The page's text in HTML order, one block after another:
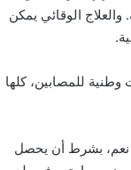
الوقائي يمكن
للمصابين، كلها
نعم، بشرط أن يحصل